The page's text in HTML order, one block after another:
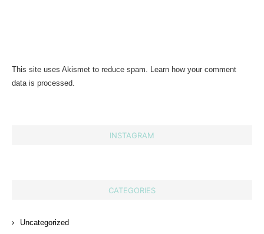
This site uses Akismet to reduce spam. Learn how your comment
data is processed.
INSTAGRAM
CATEGORIES
Uncategorized